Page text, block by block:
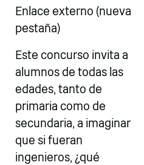
Enlace externo (nueva
pestaña)
Este concurso invita a
alumnos de todas las
edades, tanto de
primaria como de
secundaria, a imaginar
que si fueran
ingenieros, ¿qué